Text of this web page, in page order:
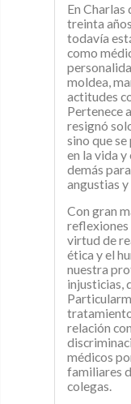
En Charlas
treinta
todavía
como
moldea,
actitudes
Pertenece
resignó
sino que
en la vida
demás
angustias
Con gran
reflexiones
virtud de
ética y el
nuestra
injusticias,
relación
médicos
familiares
colegas.